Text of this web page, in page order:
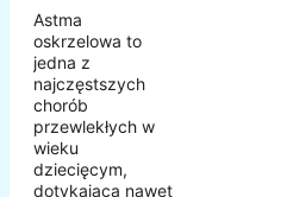
Astma
oskrzelowa to
jedna z
najczęstszych
chorób
przewlekłych w
wieku
dziecięcym,
dotykająca nawet